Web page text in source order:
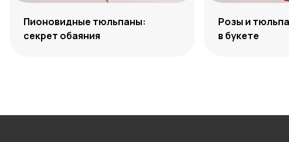
Пионовидные тюльпаны:
секрет обаяния
Розы и
в букете